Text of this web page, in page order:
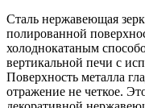
Сталь нержавеющая
полированной
холоднокатаным
вертикальной печи с
Поверхность металла
отражение не четкое.